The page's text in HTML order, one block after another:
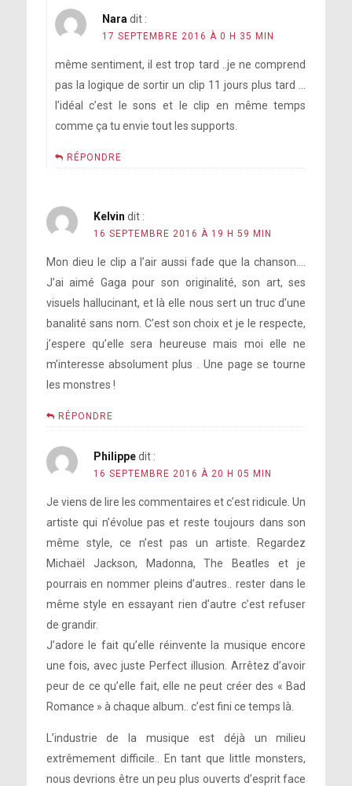
Nara dit :
17 SEPTEMBRE 2016 À 0 H 35 MIN
même sentiment, il est trop tard ..je ne comprend
pas la logique de sortir un clip 11 jours plus tard …
l’idéal c’est le sons et le clip en même temps
comme ça tu envie tout les supports.
RÉPONDRE
Kelvin dit :
16 SEPTEMBRE 2016 À 19 H 59 MIN
Mon dieu le clip a l’air aussi fade que la chanson….
J’ai aimé Gaga pour son originalité, son art, ses
visuels hallucinant, et là elle nous sert un truc d’une
banalité sans nom. C’est son choix et je le respecte,
j’espere qu’elle sera heureuse mais moi elle ne
m’interesse absolument plus . Une page se tourne
les monstres !
RÉPONDRE
Philippe dit :
16 SEPTEMBRE 2016 À 20 H 05 MIN
Je viens de lire les commentaires et c’est ridicule. Un
artiste qui n’évolue pas et reste toujours dans son
même style, ce n’est pas un artiste. Regardez
Michaël Jackson, Madonna, The Beatles et je
pourrais en nommer pleins d’autres.. rester dans le
même style en essayant rien d’autre c’est refuser
de grandir.
J’adore le fait qu’elle réinvente la musique encore
une fois, avec juste Perfect illusion. Arrêtez d’avoir
peur de ce qu’elle fait, elle ne peut créer des « Bad
Romance » à chaque album.. c’est fini ce temps là.
L’industrie de la musique est déjà un milieu
extrêmement difficile.. En tant que little monsters,
nous devrions être un peu plus ouverts d’esprit face